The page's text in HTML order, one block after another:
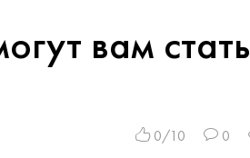
вам стать
0/10 0